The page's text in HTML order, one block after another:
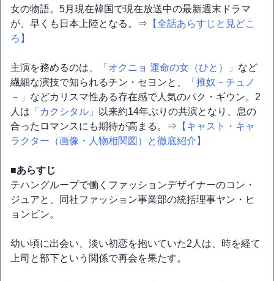
女の物語。5月現在韓国で現在放送中の最新週末ドラマ
が、早くも日本上陸となる。⇒ 【全話あらすじと見どこ
ろ】
主演を務めるのは、 「オクニョ 運命の女（ひと）」 など
繊細な演技で知られるチン・セヨンと、
「推奴－チュノ
－」 などカリスマ性ある存在感で人気のパク・ギウン。2
人は 「カクシタル」
以来約14年ぶりの共演となり、息の
合ったロマンスにも期待が高まる。⇒ 【キャスト・キャ
ラクター（画像・人物相関図）と徹底紹介】
■あらすじ
テハングループで働くファッションデザイナーのコン・
ジュアと、同社ファッション事業部の統括理事ヤン・ヒ
ョンビン。
幼い頃に出会い、淡い初恋を抱いていた2人は、時を経て
上司と部下という関係で再会を果たす。